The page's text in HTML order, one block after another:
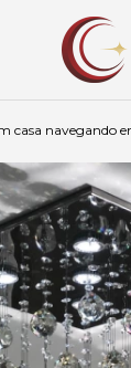
casa navegando